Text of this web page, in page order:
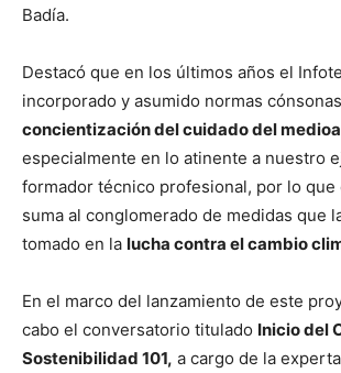
Badía.
Destacó que en los últimos años el
incorporado y asumido normas
concientización del cuidado del
especialmente en lo atinente a nuestro
formador técnico profesional, por lo
suma al conglomerado de medidas que
tomado en la lucha contra el cambio
En el marco del lanzamiento de este
cabo el conversatorio titulado Inicio del
Sostenibilidad 101, a cargo de la